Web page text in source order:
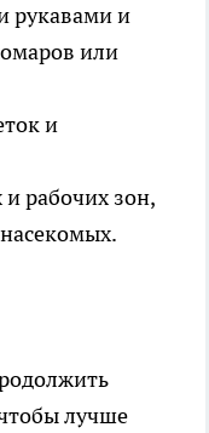
рукавами и
или
и
рабочих зон,
лучше